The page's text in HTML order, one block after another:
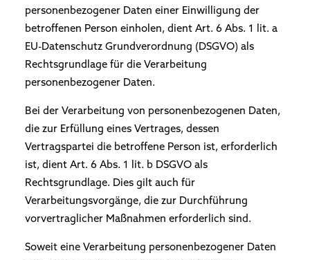
personenbezogener Daten einer Einwilligung der
betroffenen Person einholen, dient Art. 6 Abs. 1 lit. a
EU-Datenschutz Grundverordnung (DSGVO) als
Rechtsgrundlage für die Verarbeitung
personenbezogener Daten.
Bei der Verarbeitung von personenbezogenen Daten,
die zur Erfüllung eines Vertrages, dessen
Vertragspartei die betroffene Person ist, erforderlich
ist, dient Art. 6 Abs. 1 lit. b DSGVO als
Rechtsgrundlage. Dies gilt auch für
Verarbeitungsvorgänge, die zur Durchführung
vorvertraglicher Maßnahmen erforderlich sind.
Soweit eine Verarbeitung personenbezogener Daten